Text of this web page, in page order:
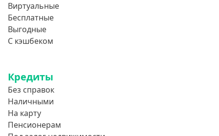
Виртуальные
Бесплатные
Выгодные
С кэшбеком
Кредиты
Без справок
Наличными
На карту
Пенсионерам